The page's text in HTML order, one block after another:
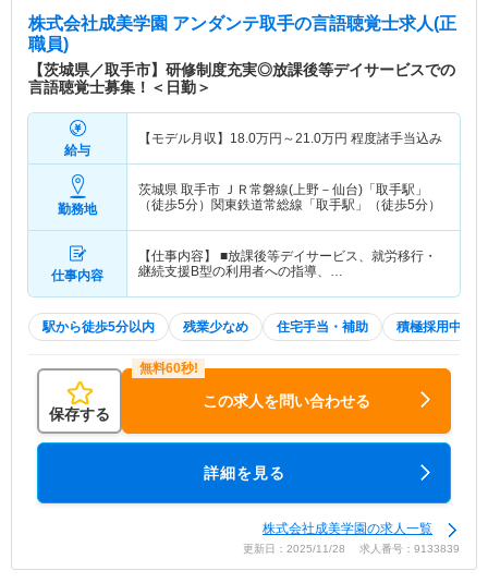
株式会社成美学園 アンダンテ取手の言語聴覚士求人(正
職員)
【茨城県／取手市】研修制度充実◎放課後等デイサービスでの
言語聴覚士募集！＜日勤＞
給与
【モデル月収】 18.0万円～21.0万円 程度諸手当込み
勤務地
茨城県 取手市 ＪＲ常磐線(上野－仙台)「取手駅」
（徒歩5分）関東鉄道常総線「取手駅」（徒歩5分）
仕事内容
【仕事内容】 ■放課後等デイサービス、就労移行・
継続支援B型の利用者への指導、…
駅から徒歩5分以内 残業少なめ 住宅手当・補助 積極採用中
保存する
この求人を問い合わせる
詳細を見る
株式会社成美学園の求人一覧
更新日：2025/11/28 求人番号：9133839